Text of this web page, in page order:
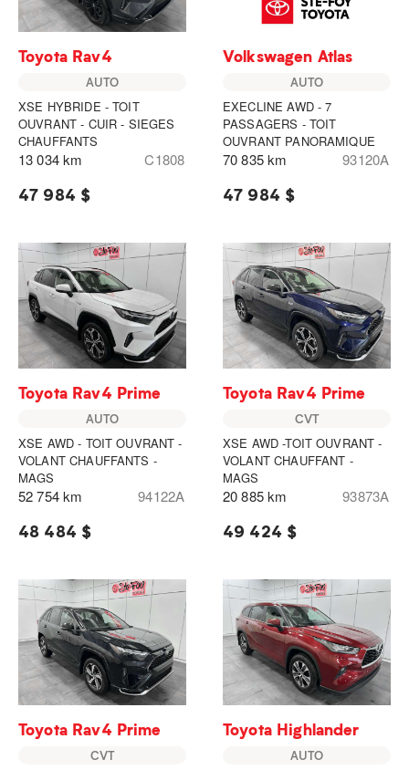
Toyota Rav4
AUTO
XSE HYBRIDE - TOIT
OUVRANT - CUIR - SIEGES
CHAUFFANTS
13 034 km C1808
47 984 $
Volkswagen Atlas
AUTO
EXECLINE AWD - 7
PASSAGERS - TOIT
OUVRANT PANORAMIQUE
70 835 km 93120A
47 984 $
Toyota Rav4 Prime
AUTO
XSE AWD - TOIT OUVRANT -
VOLANT CHAUFFANTS -
MAGS
52 754 km 94122A
48 484 $
Toyota Rav4 Prime
CVT
XSE AWD -TOIT OUVRANT -
VOLANT CHAUFFANT -
MAGS
20 885 km 93873A
49 424 $
Toyota Rav4 Prime
CVT
Toyota Highlander
AUTO